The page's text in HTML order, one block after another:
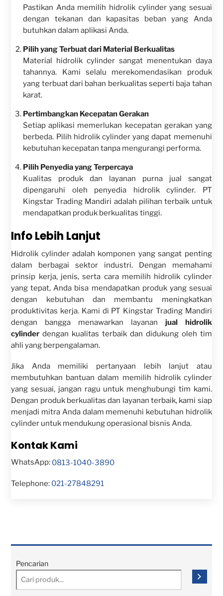
Pastikan Anda memilih hidrolik cylinder yang sesuai
dengan tekanan dan kapasitas beban yang Anda
butuhkan dalam aplikasi Anda.
Pilih yang Terbuat dari Material Berkualitas
Material hidrolik cylinder sangat menentukan daya
tahannya. Kami selalu merekomendasikan produk
yang terbuat dari bahan berkualitas seperti baja tahan
karat.
Pertimbangkan Kecepatan Gerakan
Setiap aplikasi memerlukan kecepatan gerakan yang
berbeda. Pilih hidrolik cylinder yang dapat memenuhi
kebutuhan kecepatan tanpa mengurangi performa.
Pilih Penyedia yang Terpercaya
Kualitas produk dan layanan purna jual sangat
dipengaruhi oleh penyedia hidrolik cylinder. PT
Kingstar Trading Mandiri adalah pilihan terbaik untuk
mendapatkan produk berkualitas tinggi.
Info Lebih Lanjut
Hidrolik cylinder adalah komponen yang sangat penting
dalam berbagai sektor industri. Dengan memahami
prinsip kerja, jenis, serta cara memilih hidrolik cylinder
yang tepat, Anda bisa mendapatkan produk yang sesuai
dengan kebutuhan dan membantu meningkatkan
produktivitas kerja. Kami di PT Kingstar Trading Mandiri
dengan bangga menawarkan layanan jual hidrolik
cylinder dengan kualitas terbaik dan didukung oleh tim
ahli yang berpengalaman.
Jika Anda memiliki pertanyaan lebih lanjut atau
membutuhkan bantuan dalam memilih hidrolik cylinder
yang sesuai, jangan ragu untuk menghubungi tim kami.
Dengan produk berkualitas dan layanan terbaik, kami siap
menjadi mitra Anda dalam memenuhi kebutuhan hidrolik
cylinder untuk mendukung operasional bisnis Anda.
Kontak Kami
WhatsApp: 0813-1040-3890
Telephone: 021-27848291
Pencarian